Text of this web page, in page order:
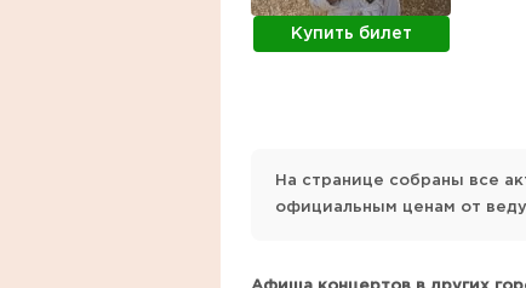
Купить билет
На странице собраны все
официальным ценам от